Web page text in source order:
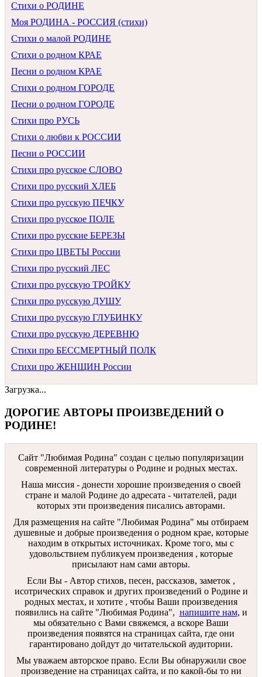
Стихи о РОДИНЕ
Моя РОДИНА - РОССИЯ (стихи)
Стихи о малой РОДИНЕ
Стихи о родном КРАЕ
Песни о родном КРАЕ
Стихи о родном ГОРОДЕ
Песни о родном ГОРОДЕ
Стихи про РУСЬ
Стихи о любви к РОССИИ
Песни о РОССИИ
Стихи про русское СЛОВО
Стихи про русский ХЛЕБ
Стихи про русскую ПЕЧКУ
Стихи про русское ПОЛЕ
Стихи про русские БЕРЕЗЫ
Стихи про ЦВЕТЫ России
Стихи про русский ЛЕС
Стихи про русскую ТРОЙКУ
Стихи про русскую ДУШУ
Стихи про русскую ГЛУБИНКУ
Стихи про русскую ДЕРЕВНЮ
Стихи про БЕССМЕРТНЫЙ ПОЛК
Стихи про ЖЕНЩИН России
Загрузка...
ДОРОГИЕ АВТОРЫ ПРОИЗВЕДЕНИЙ О
РОДИНЕ!
Сайт "Любимая Родина" создан c целью популяризации
современной литературы о Родине и родных местах.
Наша миссия - донести хорошие произведения о своей
стране и малой Родине до адресата - читателей, ради
которых эти произведения писались авторами.
Для размещения на сайте "Любимая Родина" мы отбираем
душевные и добрые произведения о родном крае, которые
находим в открытых источниках. Кроме того, мы с
удовольствием публикуем произведения , которые
присылают нам сами авторы.
Если Вы - Автор стихов, песен, рассказов, заметок ,
исотрических справок и других произведений о Родине и
родных местах, и хотите , чтобы Ваши произведения
появились на сайте "Любимая Родина", напишите нам, и
мы обязательно с Вами свяжемся, а вскоре Ваши
произведения появятся на страницах сайта, где они
гарантировано дойдут до читательской аудитории.
Мы уважаем авторское право. Если Вы обнаружили свое
произведение на страницах сайта, и по какой-бы то ни